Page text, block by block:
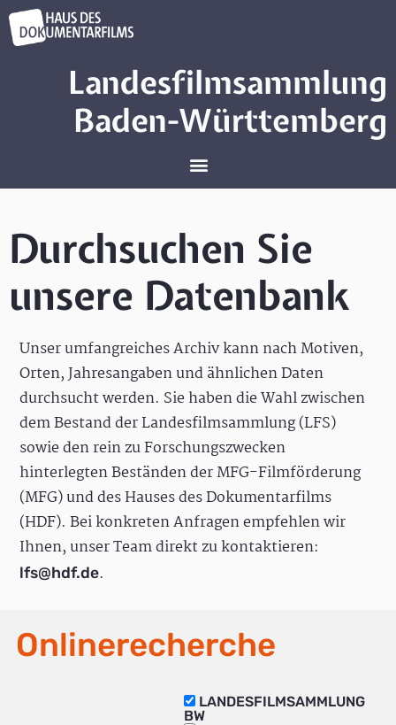
Landesfilmsammlung
Baden-Württemberg
Durchsuchen Sie
unsere Datenbank
Unser umfangreiches Archiv kann nach Motiven,
Orten, Jahresangaben und ähnlichen Daten
durchsucht werden. Sie haben die Wahl zwischen
dem Bestand der Landesfilmsammlung (LFS)
sowie den rein zu Forschungszwecken
hinterlegten Beständen der MFG-Filmförderung
(MFG) und des Hauses des Dokumentarfilms
(HDF). Bei konkreten Anfragen empfehlen wir
Ihnen, unser Team direkt zu kontaktieren:
lfs@hdf.de.
Onlinerecherche
LANDESFILMSAMMLUNG
BW